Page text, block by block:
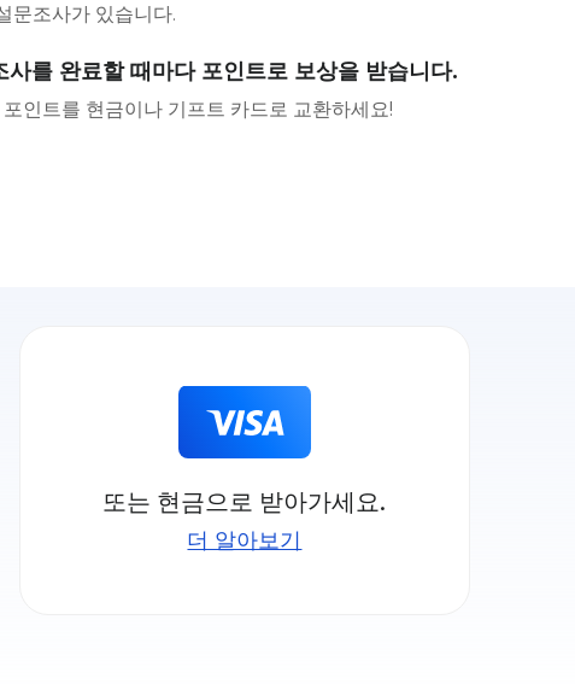
문조사가 있습니다.
사를 완료할 때마다 포인트로 보상을 받습니다.
인트를 현금이나 기프트 카드로 교환하세요!
또는 현금으로 받아가세요.
더 알아보기